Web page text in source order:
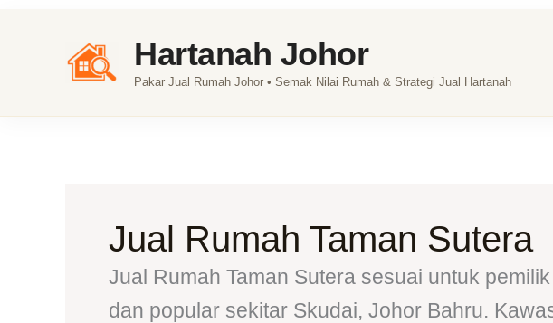
Hartanah Johor
Pakar Jual Rumah Johor • Semak Nilai Rumah & Strategi Jual Hartanah
Jual Rumah Taman Sutera
Jual Rumah Taman Sutera sesuai untuk
dan popular sekitar Skudai, Johor Bahru.